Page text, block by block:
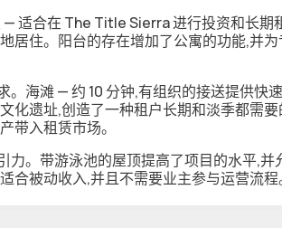
— 适合在 The Title Sierra 进行投资和长期
居住。 阳台的存在增加了公寓的功能,并
海滩 — 约 10 分钟,有组织的接送提供快
化遗址,创造了一种租户长期和淡季都需要
带入租赁市场。
。带游泳池的屋顶提高了项目的水平,并
合被动收入,并且不需要业主参与运营流程